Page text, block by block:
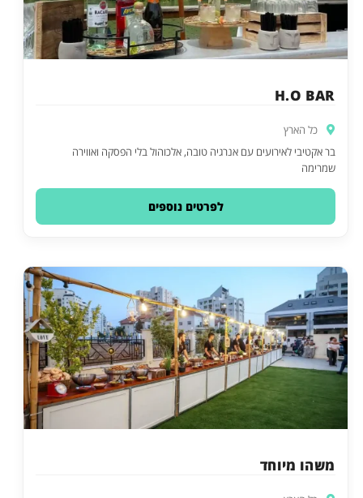
H.O BAR
כל הארץ
בר אקטיבי לאירועים עם אנרגיה טובה, אלכוהול בלי הפסקה ואווירה
שמרימה
לפרטים נוספים
משהו מיוחד